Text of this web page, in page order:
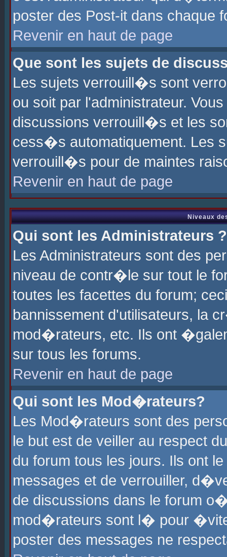
poster des Post-it dans chaque
Revenir en haut de page
Que sont les sujets de
Les sujets verrouill�s sont
ou soit par l'administrateur.
discussions verrouill�s et les
cess�s automatiquement. Les
verrouill�s pour de maintes
Revenir en haut de page
Niveaux
Qui sont les Administrateurs ?
Les Administrateurs sont des
niveau de contr�le sur tout le
toutes les facettes du forum;
bannissement d'utilisateurs, la
mod�rateurs, etc. Ils ont
sur tous les forums.
Revenir en haut de page
Qui sont les Mod�rateurs?
Les Mod�rateurs sont des
le but est de veiller au respect
du forum tous les jours. Ils ont
messages et de verrouiller,
de discussions dans le forum
mod�rateurs sont l� pour
poster des messages ne